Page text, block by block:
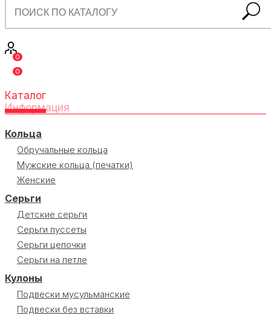
0
0
Каталог
Информация
Кольца
Обручальные кольца
Мужские кольца (печатки)
Женские
Серьги
Детские серьги
Серьги пуссеты
Серьги цепочки
Серьги на петле
Кулоны
Подвески мусульманские
Подвески без вставки